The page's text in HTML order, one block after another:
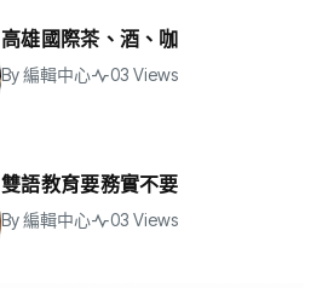
高雄國際茶、酒、咖
By編輯中心 03 Views
雙語教育要務實不要
By編輯中心 03 Views